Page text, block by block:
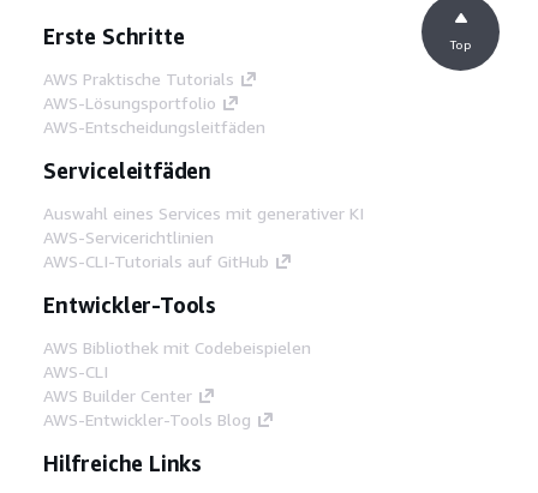
Erste Schritte
AWS Praktische Tutorials
AWS-Lösungsportfolio
AWS-Entscheidungsleitfäden
Serviceleitfäden
Auswahl eines Services mit generativer KI
AWS-Servicerichtlinien
AWS-CLI-Tutorials auf GitHub
Entwickler-Tools
AWS Bibliothek mit Codebeispielen
AWS-CLI
AWS Builder Center
AWS-Entwickler-Tools Blog
Hilfreiche Links
Top